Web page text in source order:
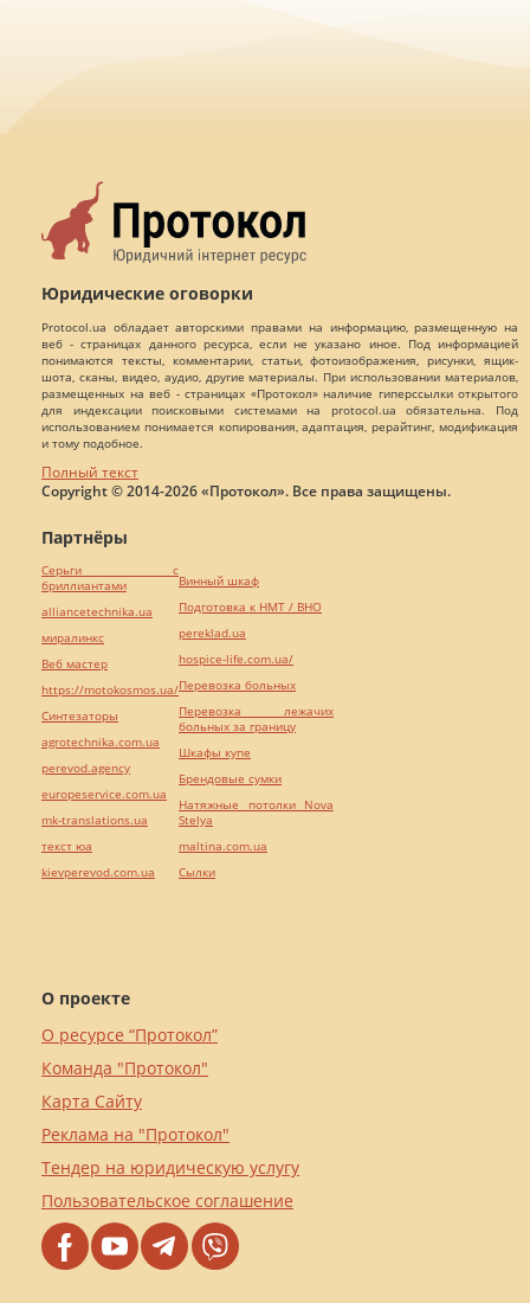
Юридические оговорки
Protocol.ua обладает авторскими правами на информацию, размещенную на
веб - страницах данного ресурса, если не указано иное. Под информацией
понимаются тексты, комментарии, статьи, фотоизображения, рисунки, ящик-
шота, сканы, видео, аудио, другие материалы. При использовании материалов,
размещенных на веб - страницах «Протокол» наличие гиперссылки открытого
для индексации поисковыми системами на protocol.ua обязательна. Под
использованием понимается копирования, адаптация, рерайтинг, модификация
и тому подобное.
Полный текст
Copyright © 2014-2026 «Протокол». Все права защищены.
О проекте
О ресурсе “Протокол”
Команда "Протокол"
Карта Сайту
Реклама на "Протокол"
Тендер на юридическую услугу
Пользовательское соглашение
Партнёры
Серьги с
бриллиантами
alliancetechnika.ua
миралинкс
Веб мастер
https://motokosmos.ua/
Синтезаторы
agrotechnika.com.ua
perevod.agency
europeservice.com.ua
mk-translations.ua
текст юа
kievperevod.com.ua
Винный шкаф
Подготовка к НМТ / ВНО
pereklad.ua
hospice-life.com.ua/
Перевозка больных
Перевозка лежачих
больных за границу
Шкафы купе
Брендовые сумки
Натяжные потолки Nova
Stelya
maltina.com.ua
Cылки